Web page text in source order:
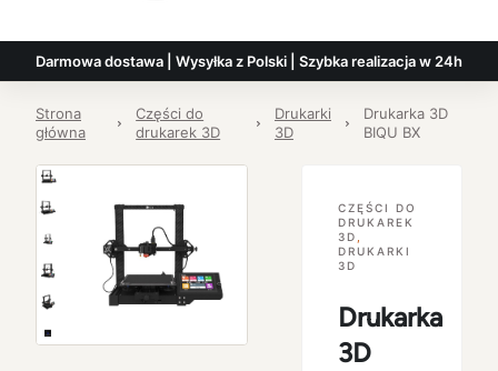
Darmowa dostawa | Wysyłka z Polski | Szybka realizacja w 24h
Strona
główna
Części do
drukarek 3D
Drukarki
3D
Drukarka 3D
BIQU BX
CZĘŚCI DO
DRUKAREK
3D
DRUKARKI
3D
Drukarka
3D